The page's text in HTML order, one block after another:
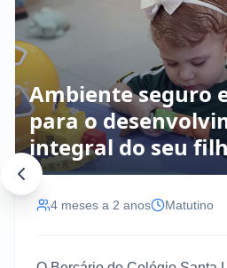
Ambiente seguro
para o
integral do seu
4 meses a 2 anos Matutino